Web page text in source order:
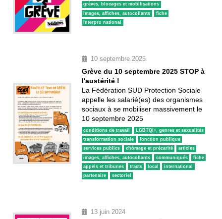
grèves, blocages et mobilisations
images, affiches, autocollants
fiche
interpro national
10 septembre 2025
Grève du 10 septembre 2025 STOP à
l'austérité !
La Fédération SUD Protection Sociale
appelle les salarié(es) des organismes
sociaux à se mobiliser massivement le
10 septembre 2025
conditions de travail
LGBTQI+, genres et sexualités
transformation sociale
fonction publique
services publics
chômage et précarité
articles
images, affiches, autocollants
communiqués
fiche
appels et tribunes
tracts local
international
partenaire
sectoriel
13 juin 2024